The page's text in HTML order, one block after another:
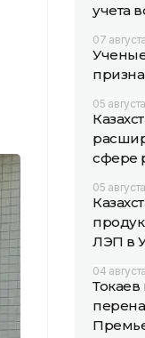
учета
07
05
сфере
05
ЛЭП в
04